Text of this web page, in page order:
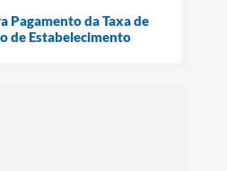
Pagamento da Taxa de
de Estabelecimento